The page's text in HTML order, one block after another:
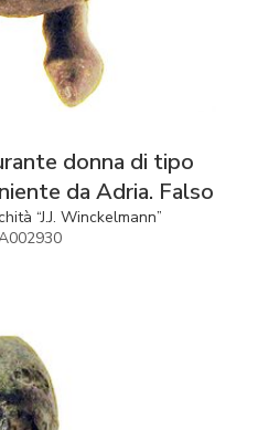
di tipo
proveniente da Adria. Falso
“J.J. Winckelmann”